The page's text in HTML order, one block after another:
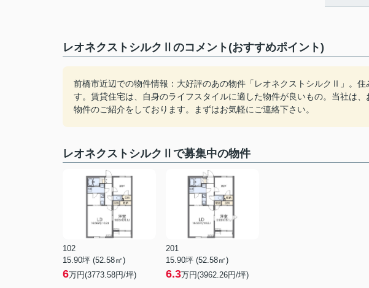
レオネクストシルクⅡのコメント(おすすめポイント)
前橋市近辺での物件情報：大好評のあの物件「レオネクストシルクⅡ」。
す。賃貸住宅は、自身のライフスタイルに適した物件が良いもの。当社は
物件のご紹介をしております。まずはお気軽にご連絡下さい。
レオネクストシルクⅡで募集中の物件
102
15.90坪 (52.58㎡)
6万円(3773.58円/坪)
201
15.90坪 (52.58㎡)
6.3万円(3962.26円/坪)